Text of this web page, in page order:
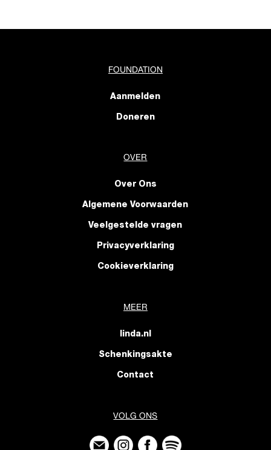
FOUNDATION
Aanmelden
Doneren
OVER
Over Ons
Algemene Voorwaarden
Veelgestelde vragen
Privacyverklaring
Cookieverklaring
MEER
linda.nl
Schenkingsakte
Contact
VOLG ONS